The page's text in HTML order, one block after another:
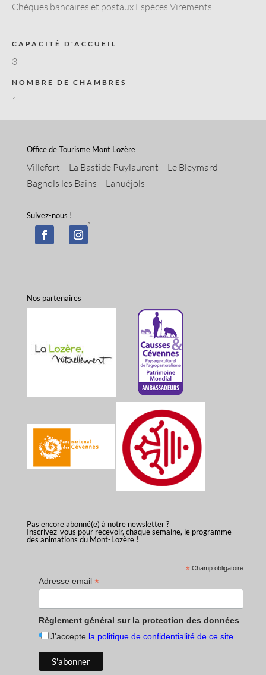
Chèques bancaires et postaux Espèces Virements
CAPACITÉ D'ACCUEIL
3
NOMBRE DE CHAMBRES
1
Office de Tourisme Mont Lozère
Villefort – La Bastide Puylaurent – Le Bleymard –
Bagnols les Bains – Lanuéjols
Suivez-nous ! ;
Nos partenaires
Pas encore abonné(e) à notre newsletter ?
Inscrivez-vous pour recevoir, chaque semaine, le programme
des animations du Mont-Lozère !
* Champ obligatoire
Adresse email *
Règlement général sur la protection des données
J'accepte la politique de confidentialité de ce site.